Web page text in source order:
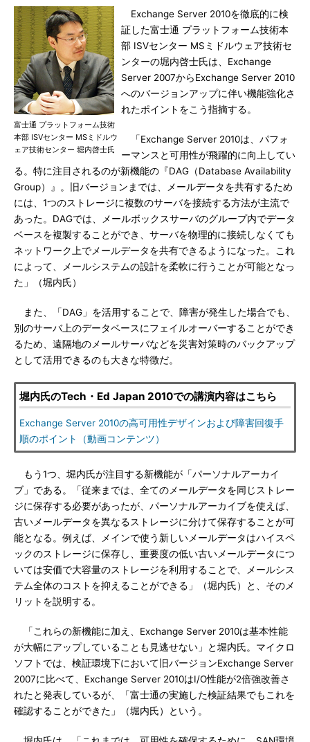
富士通 プラットフォーム技術
本部 ISVセンター MSミドルウ
ェア技術センター 堀内啓士氏
Exchange Server 2010を徹底的に検
証した富士通 プラットフォーム技術本
部 ISVセンター MSミドルウェア技術セ
ンターの堀内啓士氏は、Exchange
Server 2007からExchange Server 2010
へのバージョンアップに伴い機能強化さ
れたポイントをこう指摘する。
「Exchange Server 2010は、パフォ
ーマンスと可用性が飛躍的に向上してい
る。特に注目されるのが新機能の『DAG（Database Availability
Group）』。旧バージョンまでは、メールデータを共有するため
には、1つのストレージに複数のサーバを接続する方法が主流で
あった。DAGでは、メールボックスサーバのグループ内でデータ
ベースを複製することができ、サーバを物理的に接続しなくても
ネットワーク上でメールデータを共有できるようになった。これ
によって、メールシステムの設計を柔軟に行うことが可能となっ
た」（堀内氏）
また、「DAG」を活用することで、障害が発生した場合でも、
別のサーバ上のデータベースにフェイルオーバーすることができ
るため、遠隔地のメールサーバなどを災害対策時のバックアップ
として活用できるのも大きな特徴だ。
堀内氏のTech・Ed Japan 2010での講演内容はこちら
Exchange Server 2010の高可用性デザインおよび障害回復手
順のポイント（動画コンテンツ）
もう1つ、堀内氏が注目する新機能が「パーソナルアーカイ
ブ」である。「従来までは、全てのメールデータを同じストレー
ジに保存する必要があったが、パーソナルアーカイブを使えば、
古いメールデータを異なるストレージに分けて保存することが可
能となる。例えば、メインで使う新しいメールデータはハイスペ
ックのストレージに保存し、重要度の低い古いメールデータにつ
いては安価で大容量のストレージを利用することで、メールシス
テム全体のコストを抑えることができる」（堀内氏）と、そのメ
リットを説明する。
「これらの新機能に加え、Exchange Server 2010は基本性能
が大幅にアップしていることも見逃せない」と堀内氏。マイクロ
ソフトでは、検証環境下において旧バージョンExchange Server
2007に比べて、Exchange Server 2010はI/O性能が2倍強改善さ
れたと発表しているが、「富士通の実施した検証結果でもこれを
確認することができた」（堀内氏）という。